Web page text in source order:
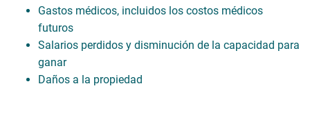
Gastos médicos, incluidos los costos médicos
futuros
Salarios perdidos y disminución de la capacidad para
ganar
Daños a la propiedad